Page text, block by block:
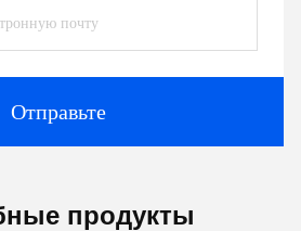
Отправьте
продукты